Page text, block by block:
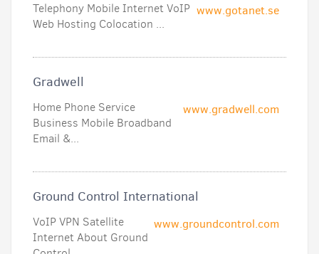
www.gotanet.se
Telephony Mobile Internet VoIP
Web Hosting Colocation ...
Gradwell
www.gradwell.com
Home Phone Service
Business Mobile Broadband
Email &...
Ground Control International
www.groundcontrol.com
VoIP VPN Satellite
Internet About Ground